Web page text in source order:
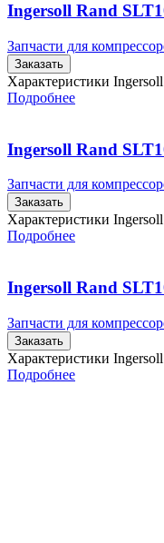
Ingersoll Rand
Запчасти для
Заказать
Характеристики
Подробнее
Ingersoll Rand
Запчасти для
Заказать
Характеристики
Подробнее
Ingersoll Rand
Запчасти для
Заказать
Характеристики
Подробнее